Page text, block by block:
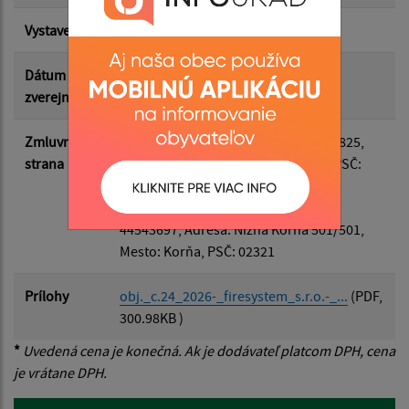
Suma do:
Vystavená 08.06.2026
Dátum
zverejnenia
17.06.2026
Zmluvná
strana
Odberateľ: Obec Trsťany, IČO: 00324825,
Adresa: Trsťany 20, Mesto: Trsťany, PSČ:
04445
Dodávateľ
: Firesystem, s. r. o., IČO:
44543697, Adresa: Nižná Korňa 501/501,
Mesto: Korňa, PSČ: 02321
Prílohy obj._c.24_2026-_firesystem_s.r.o.-_... (PDF,
300.98KB )
* Uvedená cena je konečná. Ak je dodávateľ platcom DPH, cena
je vrátane DPH.